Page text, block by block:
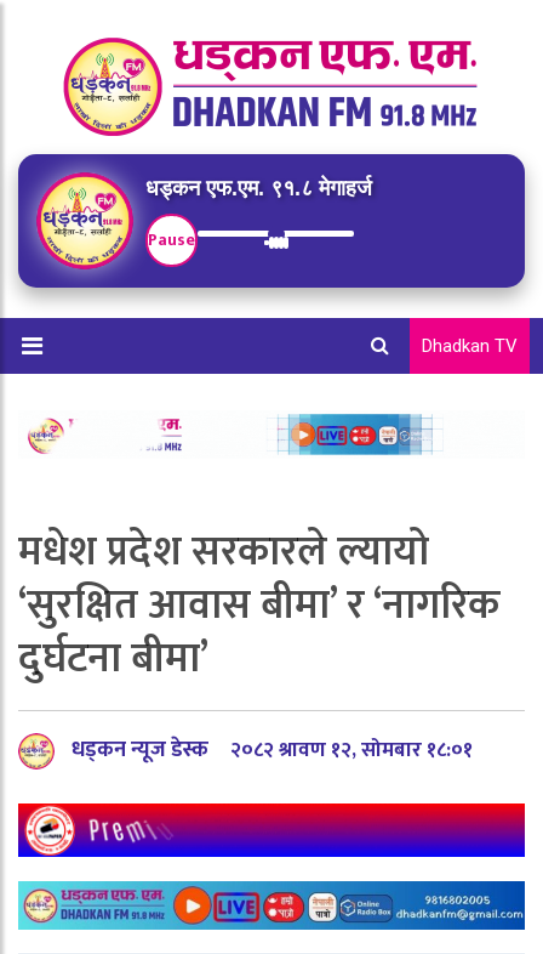
धड्कन एफ.एम. ९१.८ मेगाहर्ज
Pause
Dhadkan TV
मधेश प्रदेश सरकारले ल्यायो
‘सुरक्षित आवास बीमा’ र ‘नागरिक
दुर्घटना बीमा’
धड्कन न्यूज डेस्क २०८२ श्रावण १२, सोमबार १८:०१